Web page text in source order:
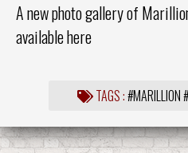
A new photo gallery of
availablehere
TAGS :#MARILLION